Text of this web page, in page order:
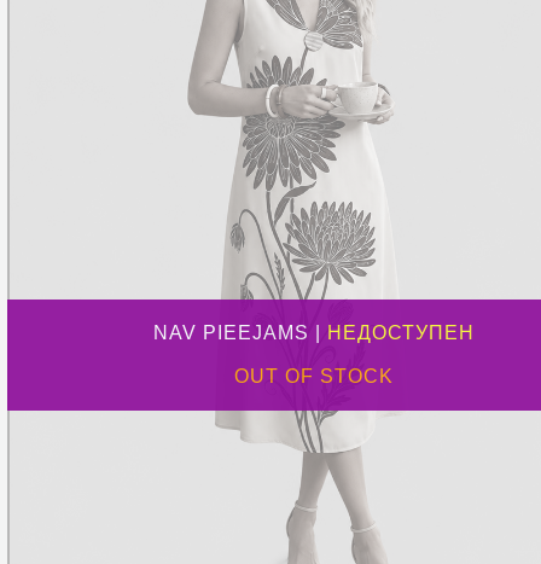
NAV PIEEJAMS | НЕДОСТУПЕН
OUT OF STOCK